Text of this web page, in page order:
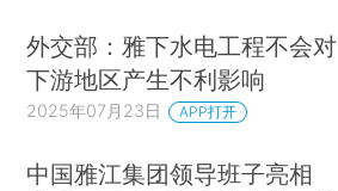
外交部：雅下水电工程不会对
下游地区产生不利影响
2025年07月23日 APP打开
中国雅江集团领导班子亮相